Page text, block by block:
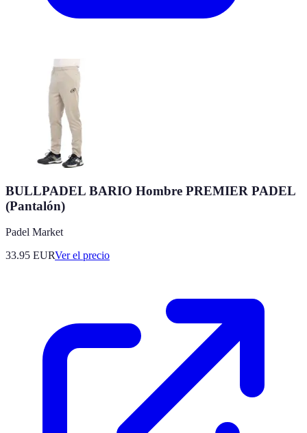
BULLPADEL BARIO Hombre PREMIER PADEL
(Pantalón)
Padel Market
33.95 EURVer el precio